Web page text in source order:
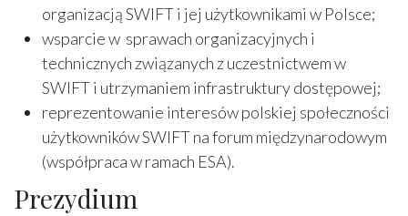
organizacją SWIFT i jej użytkownikami w Polsce;
wsparcie w sprawach organizacyjnych i
technicznych związanych z uczestnictwem w
SWIFT i utrzymaniem infrastruktury dostępowej;
reprezentowanie interesów polskiej społeczności
użytkowników SWIFT na forum międzynarodowym
(współpraca w ramach ESA).
Prezydium